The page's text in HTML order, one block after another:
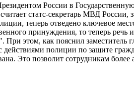
России в
статс-секретарь МВД
теперь отведено ключевое
принуждения, то теперь
При этом, как пояснил
с действиями полиции по защите
Это позволит сотрудникам